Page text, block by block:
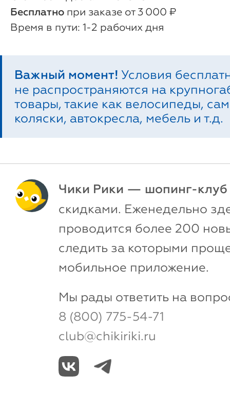
Бесплатно при заказе от 3 000 ₽
1-2 рабочих дня
Важный момент! Условия
не распространяются на
товары, такие как велосипеды,
коляски, автокресла, мебель и т.д.
Чики Рики — шопинг-клуб
скидками. Еженедельно
проводится более 200
следить за которыми
мобильное приложение.
Мы рады ответить на
8 (800) 775-54-71
club@chikiriki.ru